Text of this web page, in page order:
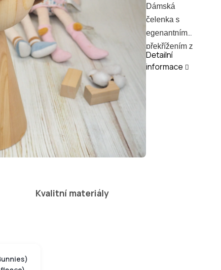
Dámská
čelenka s
egenantním
překřížením z
pružné vaflové
Detailní
informace
Kvalitní materiály